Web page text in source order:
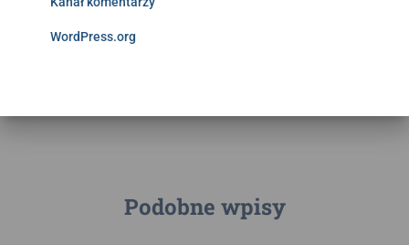
WordPress.org
Podobne wpisy